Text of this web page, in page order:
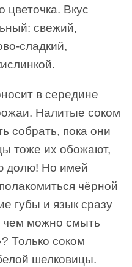
цветочка. Вкус
свежий,
сладкий,
в середине
Налитые соком
собрать, пока они
тоже их обожают,
долю! Но имей
чёрной
губы и язык сразу
чем можно смыть
Только соком
шелковицы.